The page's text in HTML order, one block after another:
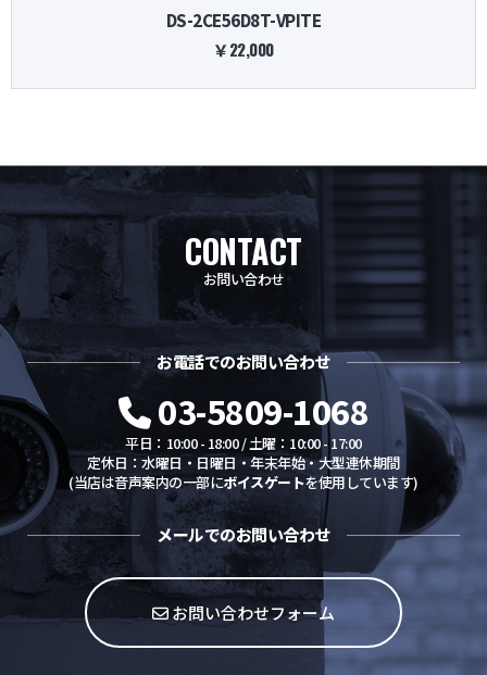
DS-2CE56D8T-VPITE
￥22,000
CONTACT
お問い合わせ
お電話でのお問い合わせ
03-5809-1068
平日：10:00 - 18:00 / 土曜：10:00 - 17:00
定休日：水曜日・日曜日・年末年始・大型連休期間
(当店は音声案内の一部にボイスゲートを使用しています)
メールでのお問い合わせ
お問い合わせフォーム